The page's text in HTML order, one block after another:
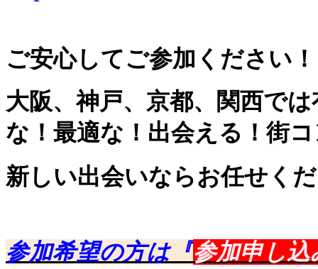
ご安心してご参加ください
大阪、神戸、京都、関西で
な！最適な！出会える！街
新しい出会いならお任せく
参加希望の方は『参加申し込